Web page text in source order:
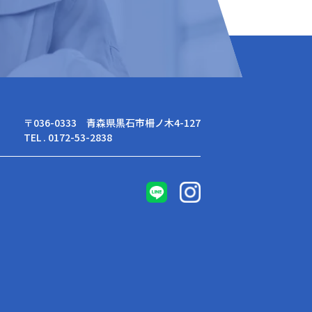
〒036-0333 青森県黒石市柵ノ木4-127
TEL . 0172-53-2838